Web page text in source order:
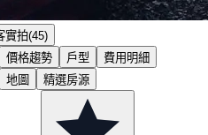
實拍(45)
價格趨勢 戶型
費用明細
地圖 精選房源